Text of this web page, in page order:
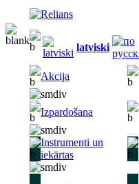
latviski
Akcija
Izpardošana
Instrumenti un
iekārtas